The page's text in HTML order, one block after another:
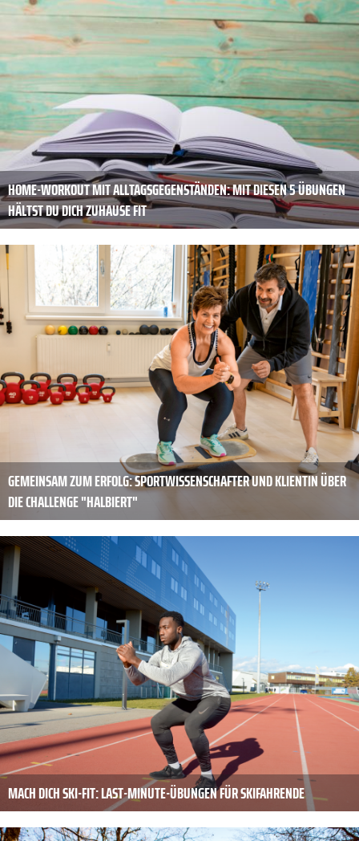
HOME-WORKOUT MIT ALLTAGSGEGENSTÄNDEN: MIT DIESEN 5 ÜBUNGEN
HÄLTST DU DICH ZUHAUSE FIT
GEMEINSAM ZUM ERFOLG: SPORTWISSENSCHAFTER UND KLIENTIN ÜBER
DIE CHALLENGE "HALBIERT"
MACH DICH SKI-FIT: LAST-MINUTE-ÜBUNGEN FÜR SKIFAHRENDE